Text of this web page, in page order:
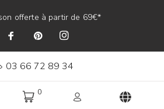
offerte à partir de 69€*
03 66 72 89 34
0